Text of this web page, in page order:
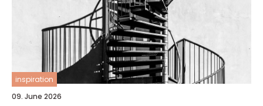
inspiration
09. June 2026